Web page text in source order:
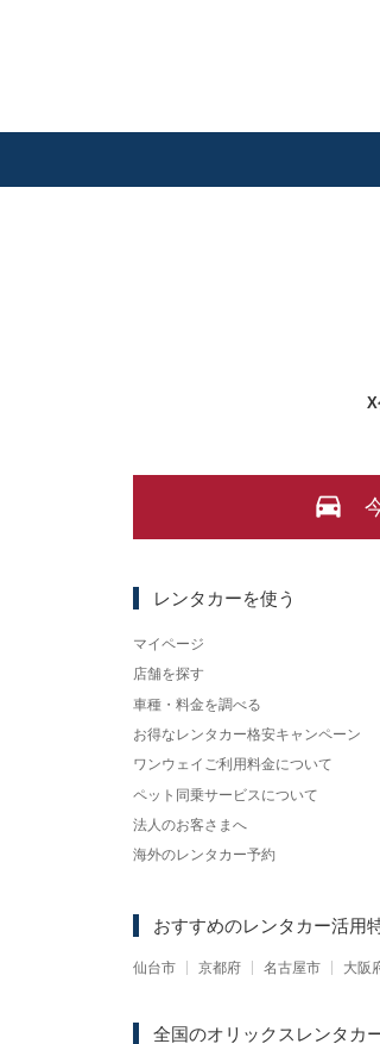
X
レンタカーを使う
マイページ
店舗を探す
車種・料金を調べる
お得なレンタカー格安キャンペーン
ワンウェイご利用料金について
ペット同乗サービスについて
法人のお客さまへ
海外のレンタカー予約
おすすめのレンタカー活用
仙台市 京都府 名古屋市 大阪
全国のオリックスレンタカ